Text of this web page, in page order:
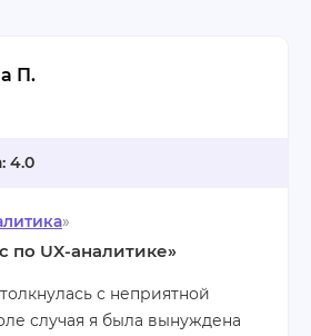
П.
4.0
»
по UX-аналитике»
с неприятной
случая я была вынуждена